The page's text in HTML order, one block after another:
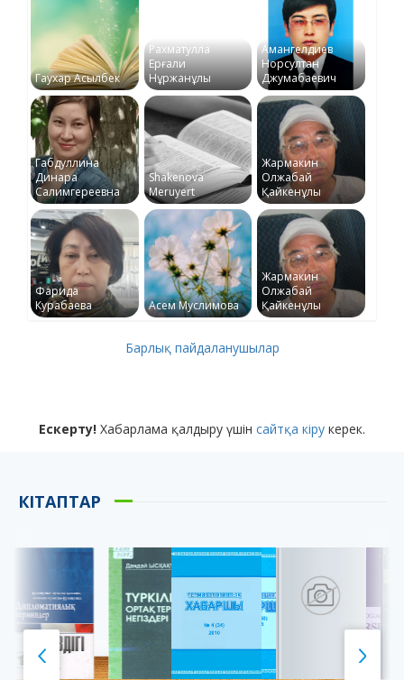
Гаухар Асылбек
Рахматулла
Ерғали
Нұржанұлы
Амангелдиев
Норсултан
Джумабаевич
Габдуллина
Динара
Салимгереевна
Shakenova
Meruyert
Жармакин
Олжабай
Қайкенұлы
Фарида
Курабаева
Асем Муслимова
Жармакин
Олжабай
Қайкенұлы
Барлық пайдаланушылар
Ескерту! Хабарлама қалдыру үшін сайтқа кіру керек.
КІТАПТАР